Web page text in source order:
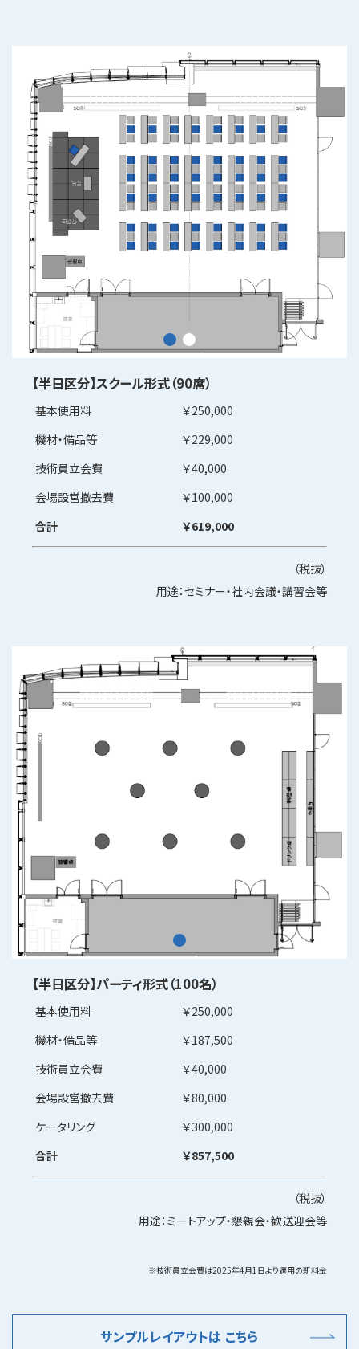
【半日区分】スクール形式（90席）
基本使用料
￥250,000
機材・備品等
￥229,000
技術員立会費
￥40,000
会場設営撤去費
￥100,000
合計
￥619,000
（税抜）
用途：セミナー・社内会議・講習会等
【半日区分】パーティ形式（100名）
基本使用料 ￥250,000
機材・備品等
￥187,500
技術員立会費
￥40,000
会場設営撤去費
￥80,000
ケータリング
￥300,000
合計
￥857,500
（税抜）
用途： ミートアップ・懇親会・歓送迎会等
※技術員立会費は2025年4月1日より適用の新料金
サンプルレイアウトは こちら